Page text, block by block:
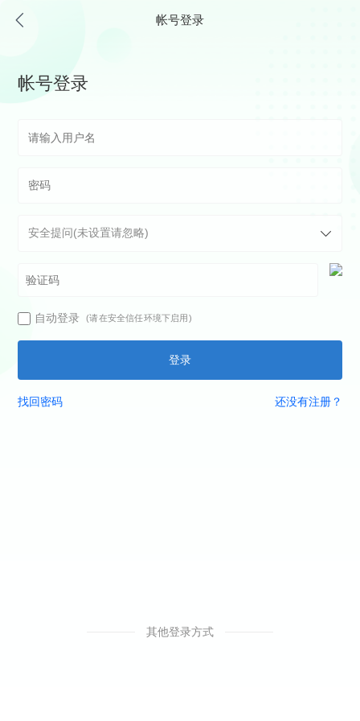
帐号登录
帐号登录
自动登录 (请在安全信任环境下启用)
登录
找回密码 还没有注册？
其他登录方式